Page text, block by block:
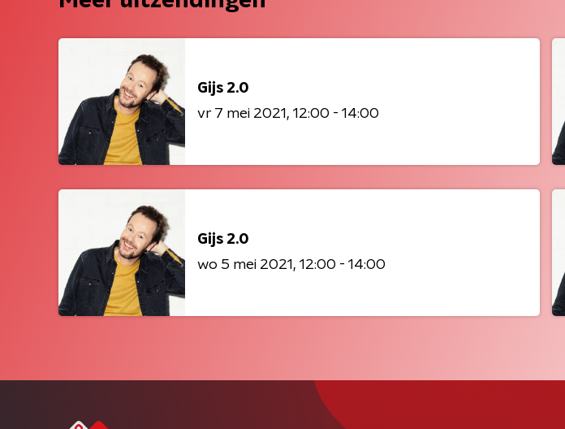
Gijs 2.0
vr 7 mei 2021
12:00 - 14:00
Gijs 2.0
wo 5 mei 2021
12:00 - 14:00